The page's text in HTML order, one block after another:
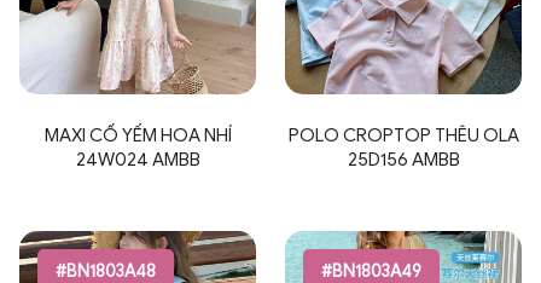
MAXI CỔ YẾM HOA NHÍ
24W024 AMBB
POLO CROPTOP THÊU OLA
25D156 AMBB
#BN1803A48 #BN1803A49